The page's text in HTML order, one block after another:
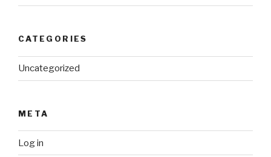
CATEGORIES
Uncategorized
META
Log in